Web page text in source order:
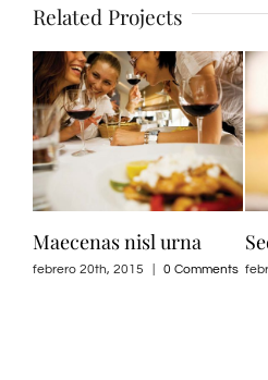
Related Projects
Maecenas nisl urna
febrero 20th, 2015 0 Comments